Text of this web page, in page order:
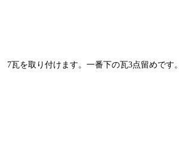
7瓦を取り付けます。一番下の瓦3点留めです。